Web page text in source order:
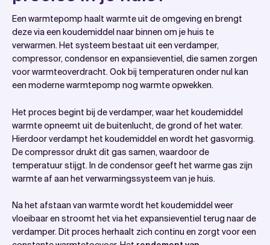
Veelgestelde vragen
Een warmtepomp haalt warmte uit de omgeving en brengt
deze via een koudemiddel naar binnen om je huis te
verwarmen. Het systeem bestaat uit een verdamper,
compressor, condensor en expansieventiel, die samen zorgen
voor warmteoverdracht. Ook bij temperaturen onder nul kan
een moderne warmtepomp nog warmte opwekken.
Het proces begint bij de verdamper, waar het koudemiddel
warmte opneemt uit de buitenlucht, de grond of het water.
Hierdoor verdampt het koudemiddel en wordt het gasvormig.
De compressor drukt dit gas samen, waardoor de
temperatuur stijgt. In de condensor geeft het warme gas zijn
warmte af aan het verwarmingssysteem van je huis.
Na het afstaan van warmte wordt het koudemiddel weer
vloeibaar en stroomt het via het expansieventiel terug naar de
verdamper. Dit proces herhaalt zich continu en zorgt voor een